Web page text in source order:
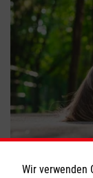
Frauen
Wir verwenden